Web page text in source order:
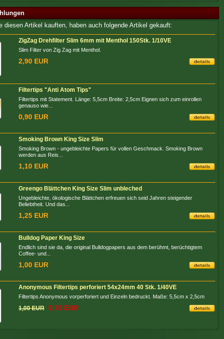
diesen Artikel kauften, haben auch folgende Artikel gekauft:
ZigZag Drehfilter Slim 6mm mit Menthol 150Stk. 1/10VE
Slim Filter von Zig Zag mit Menthol.
2,90 EUR
Filtertips "Anti Atom Tips"
Filtertips mit Statement. Länge: 5,5cm Breite: 2,5cm Eignen sich zum einrollen
genauso wie...
0,90 EUR
Smoking Brown King Size Slim
Smoking Brown - ungebleichte Papers für vollen Geschmack. Smoking Brown
werden aus Reis...
1,10 EUR
Greengo Blättchen King Size Slim unbleched
Ungebleichte, ökologische Blättchen erfreuen sich seid Jahren steigender
Beliebtheit. Und das...
1,25 EUR
Bulldog Paper King Size
Endlich sind sie da, die original Bulldogpapers aus dem berühmt, berüchtigtem
Coffee- und...
1,00 EUR
Anonymous Filtertips perforiert 54x24mm 40 Stk. 1/40VE
Filtertips Anonymous vorperforiert und Einzeln bedruckt. Maße: 5,5cm x 2,5cm
1,00 EUR 0,70 EUR